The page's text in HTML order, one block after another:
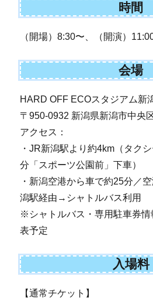
時間
（開場）8:30〜、（開演）
会場
HARD OFF ECOスタジアム新
〒950-0932 新潟県新潟市中央
アクセス：
・JR新潟駅より約4km（タク
分「スポーツ公園前」下車）
・新潟空港から車で約25分／
潟駅経由→シャトルバス利用
※シャトルバス・専用駐車券情
表予定
入場料
【通常チケット】